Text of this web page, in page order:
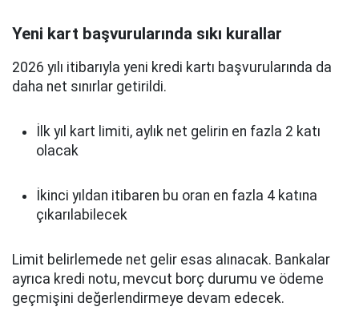
Yeni kart başvurularında sıkı kurallar
2026 yılı itibarıyla yeni kredi kartı başvurularında da
daha net sınırlar getirildi.
İlk yıl kart limiti, aylık net gelirin en fazla 2 katı
olacak
İkinci yıldan itibaren bu oran en fazla 4 katına
çıkarılabilecek
Limit belirlemede net gelir esas alınacak. Bankalar
ayrıca kredi notu, mevcut borç durumu ve ödeme
geçmişini değerlendirmeye devam edecek.